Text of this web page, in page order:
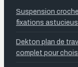
Suspension
fixations
Dekton plan de
complet pour